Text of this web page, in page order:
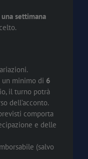
una settimana
un minimo di 6
il turno potrà
dell’acconto.
comporta
e delle
(salvo